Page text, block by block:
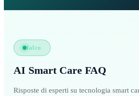
falco
AI Smart Care FAQ
Risposte di esperti su tecnologia smart